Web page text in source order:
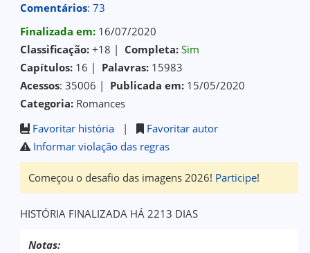
Comentários: 73
Finalizada em: 16/07/2020
Classificação: +18 | Completa: Sim
Capítulos: 16 | Palavras: 15983
Acessos: 35006 | Publicada em: 15/05/2020
Categoria: Romances
Favoritar história|
Favoritar autor
Informar violação das regras
Começou o desafio das imagens 2026! Participe!
HISTÓRIA FINALIZADA HÁ 2213 DIAS
Notas: